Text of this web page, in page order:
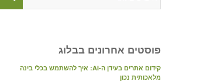
פוסטים אחרונים בבלוג
קידום אתרים בעידן ה-AI: איך להשתמש בכלי בינה
מלאכותית נכון